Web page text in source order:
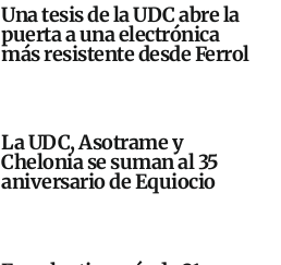
Una tesis de la UDC abre la
puerta a una electrónica
más resistente desde Ferrol
La UDC, Asotrame y
Chelonia se suman al 35
aniversario de Equiocio